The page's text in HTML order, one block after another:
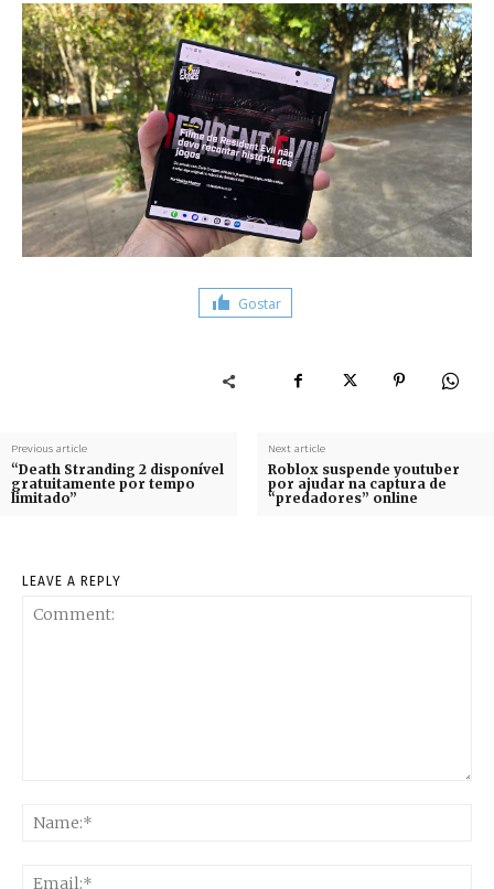
Gostar
Previous article
“Death Stranding 2 disponível
gratuitamente por tempo
limitado”
Next article
Roblox suspende youtuber
por ajudar na captura de
“predadores” online
LEAVE A REPLY